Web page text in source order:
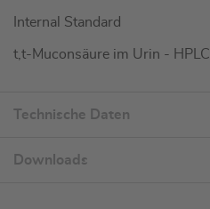
Internal Standard
t,t-Muconsäure im Urin - HPLC
Technische Daten
Downloads